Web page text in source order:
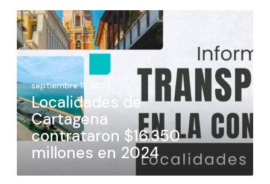
septiembre 11, 2025
Localidades de
Cartagena
contrataron $16.350
millones en 2024